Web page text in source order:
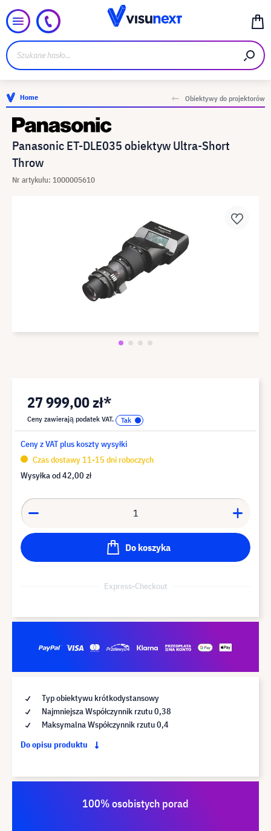
Home Obiektywy do projektorów
Panasonic ET-DLE035 obiektyw Ultra-Short
Throw
Nr artykułu: 1000005610
27 999,00 zł*
Ceny zawierają podatek VAT.
Ceny z VAT plus koszty wysyłki
Czas dostawy 11-15 dni roboczych
Wysyłka od42,00 zł
Do koszyka
Express-Checkout
Typ obiektywu krótkodystansowy
Najmniejsza Współczynnik rzutu 0,38
Maksymalna Współczynnik rzutu 0,4
Do opisu produktu
100% osobistych porad